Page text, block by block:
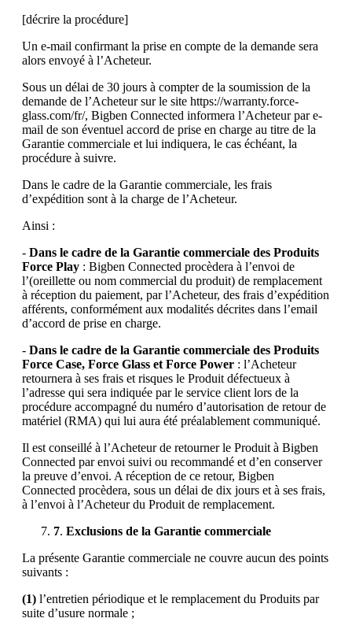
[décrire la procédure]
Un e-mail confirmant la prise en compte de la demande sera
alors envoyé à l’Acheteur.
Sous un délai de 30 jours à compter de la soumission de la
demande de l’Acheteur sur le site https://warranty.force-
glass.com/fr/, Bigben Connected informera l’Acheteur par e-
mail de son éventuel accord de prise en charge au titre de la
Garantie commerciale et lui indiquera, le cas échéant, la
procédure à suivre.
Dans le cadre de la Garantie commerciale, les frais
d’expédition sont à la charge de l’Acheteur.
Ainsi :
- Dans le cadre de la Garantie commerciale des Produits
Force Play : Bigben Connected procèdera à l’envoi de
l’(oreillette ou nom commercial du produit) de remplacement
à réception du paiement, par l’Acheteur, des frais d’expédition
afférents, conformément aux modalités décrites dans l’email
d’accord de prise en charge.
- Dans le cadre de la Garantie commerciale des Produits
Force Case, Force Glass et Force Power : l’Acheteur
retournera à ses frais et risques le Produit défectueux à
l’adresse qui sera indiquée par le service client lors de la
procédure accompagné du numéro d’autorisation de retour de
matériel (RMA) qui lui aura été préalablement communiqué.
Il est conseillé à l’Acheteur de retourner le Produit à Bigben
Connected par envoi suivi ou recommandé et d’en conserver
la preuve d’envoi. A réception de ce retour, Bigben
Connected procèdera, sous un délai de dix jours et à ses frais,
à l’envoi à l’Acheteur du Produit de remplacement.
7. Exclusions de la Garantie commerciale
La présente Garantie commerciale ne couvre aucun des points
suivants :
(1) l’entretien périodique et le remplacement du Produits par
suite d’usure normale ;